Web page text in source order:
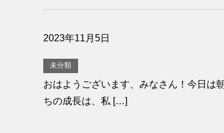
2023年11月5日
未分類
おはようございます、みなさん！今日は
ちの成長は、私 […]